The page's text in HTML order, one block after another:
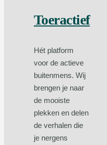
Toeractief
Hét platform
voor de actieve
buitenmens. Wij
brengen je naar
de mooiste
plekken en delen
de verhalen die
je nergens